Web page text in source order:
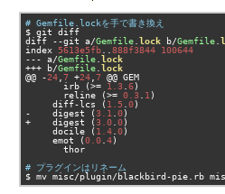
# Gemfile.lockを手で書き換え
$ git diff
diff --git a/Gemfile .lock b/Gemfile .
index 5613e5fb ..888f3844 100644
--- a/Gemfile .lock
+++ b/Gemfile .lock
@@ -24 ,7 +24 ,7 @@ GEM
       irb
(>= 1.3 .6)
       reline
(>= 0.3 1 )
     diff
-lcs ( 1.5 .0)
-
    digest
(3.1 .0)
+
    digest
(3.0 .0)
     docile
( 1.4 .0)
     emot
(0.0 .4)
       thor
# プラグインはリネーム
$ mv misc/plugin/blackbird-pie rb